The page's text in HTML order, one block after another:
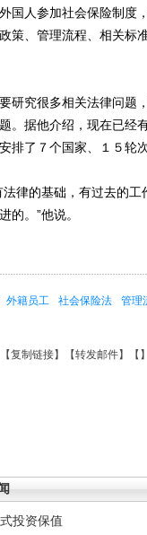
人参加社会保险制度，
策、管理流程、相关标
究很多相关法律问题
。据他介绍，现在已经
排了７个国家、１５轮次
的基础，有过去的工
的。”他说。
外籍员工 社会保险法 管理
复制链接】【转发邮件】【 】
投资保值